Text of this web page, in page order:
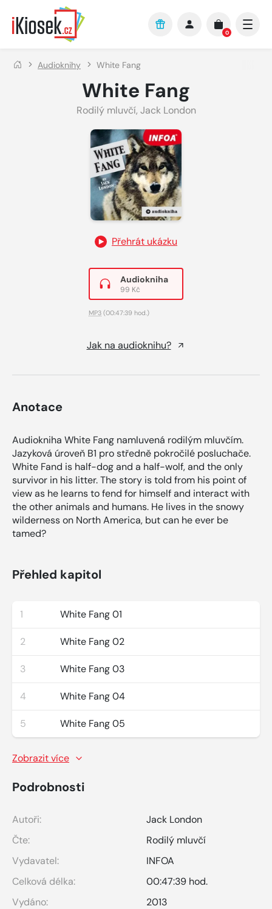
Přejít na hlavní obsah
0
Audioknihy White Fang
White Fang
Rodilý mluvčí, Jack London
Přehrát ukázku
Audiokniha
99 Kč
MP3 (00:47:39 hod.)
Jak na audioknihu?
Anotace
Audiokniha White Fang namluvená rodilým mluvčím.
Jazyková úroveň B1 pro středně pokročilé posluchače.
White Fand is half-dog and a half-wolf, and the only
survivor in his litter. The story is told from his point of
view as he learns to fend for himself and interact with
the other animals and humans. He lives in the snowy
wilderness on North America, but can he ever be
tamed?
Přehled kapitol
1 White Fang 01
2 White Fang 02
3 White Fang 03
4 White Fang 04
5 White Fang 05
Zobrazit více
Podrobnosti
Autoři:
Jack London
Čte:
Rodilý mluvčí
Vydavatel:
INFOA
Celková délka:
00:47:39 hod.
Vydáno:
2013